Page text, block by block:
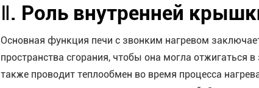
Ⅱ. Роль внутренней
Основная функция печи с звонким нагревом
пространства сгорания, чтобы она могла отжигаться
также проводит теплообмен во время процесса